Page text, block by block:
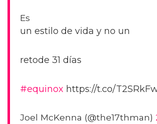
Es
un estilo de vida y no un
retode 31 días
#equinox https://t.co/
Joel McKenna (@the17thman)